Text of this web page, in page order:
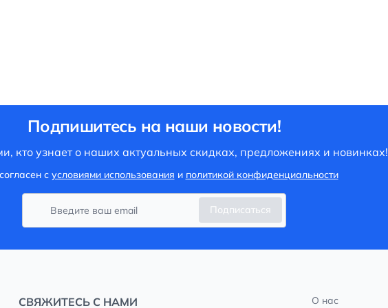
Подпишитесь на наши новости!
кто узнает о наших актуальных скидках, предложениях и новинках!
с условиями использования и политикой конфиденциальности
Подписаться
СВЯЖИТЕСЬ С НАМИ О нас